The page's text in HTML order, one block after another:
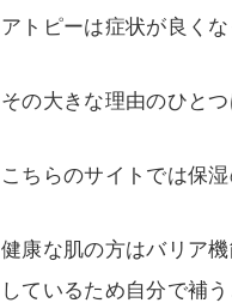
アトピーは症状が良く
その大きな理由のひと
こちらのサイトでは保
健康な肌の方はバリア
しているため自分で補